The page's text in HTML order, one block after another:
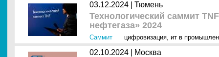
03.12.2024 | Тюмень
Технологический саммит
нефтегаза» 2024
Саммит цифровизация, ит в
02.10.2024 | Москва